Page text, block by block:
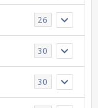
26
30
30